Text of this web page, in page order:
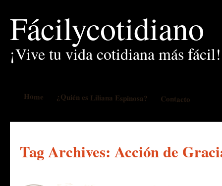
Fácilycotidiano
¡Vive tu vida cotidiana más fácil!
Home ¿Quién es Liliana Espinosa? Contacto
Tag Archives: Acción de